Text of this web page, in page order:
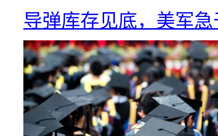
导弹库存见底，美军